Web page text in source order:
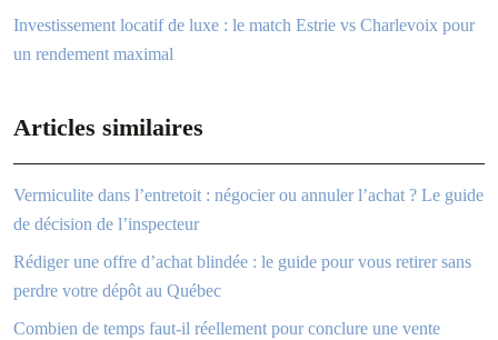
Investissement locatif de luxe : le match Estrie vs Charlevoix pour
un rendement maximal
Articles similaires
Vermiculite dans l’entretoit : négocier ou annuler l’achat ? Le guide
de décision de l’inspecteur
Rédiger une offre d’achat blindée : le guide pour vous retirer sans
perdre votre dépôt au Québec
Combien de temps faut-il réellement pour conclure une vente